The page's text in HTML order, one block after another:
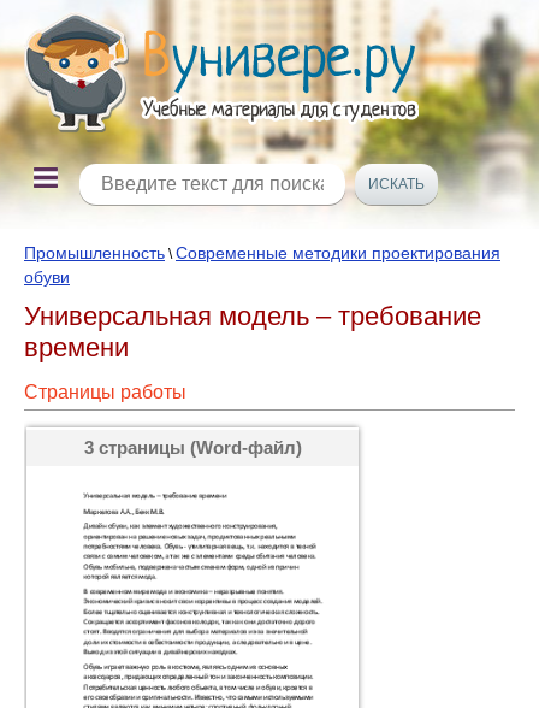
Промышленность \Современные методики проектирования
обуви
Универсальная модель – требование
времени
Страницы работы
3 страницы (Word-файл)